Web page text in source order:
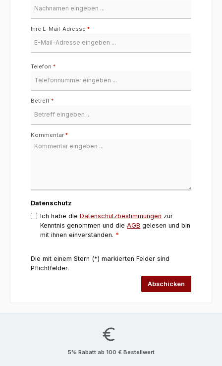
Ihre E-Mail-Adresse *
Telefon *
Betreff *
Kommentar *
Datenschutz
Ich habe dieDatenschutzbestimmungen zur
Kenntnis genommen und dieAGB gelesen und bin
mit ihnen einverstanden. *
Die mit einem Stern (*) markierten Felder sind
Pflichtfelder.
Abschicken
5% Rabatt ab 100 € Bestellwert